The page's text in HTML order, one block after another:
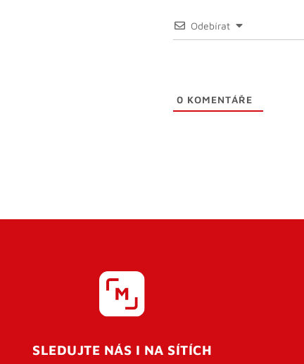
Odebírat
0 KOMENTÁŘE
SLEDUJTE NÁS I NA SÍTÍCH